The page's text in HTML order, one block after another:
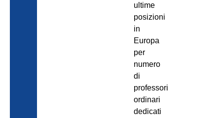
ultime
posizioni
in
Europa
per
numero
di
professori
ordinari
dedicati